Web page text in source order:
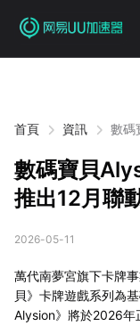
首頁 資訊
數碼
數碼寶貝
推出12月聯
2026-05-11
萬代南夢宮旗下卡牌
貝》卡牌遊戲系列為
Alysion》將於2026年